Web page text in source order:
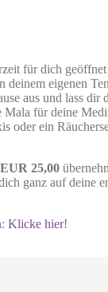
für dich
deinem eigenen
aus und lass dir
Mala für deine
oder ein
EUR 25,00
ganz auf deine
Klicke hier!